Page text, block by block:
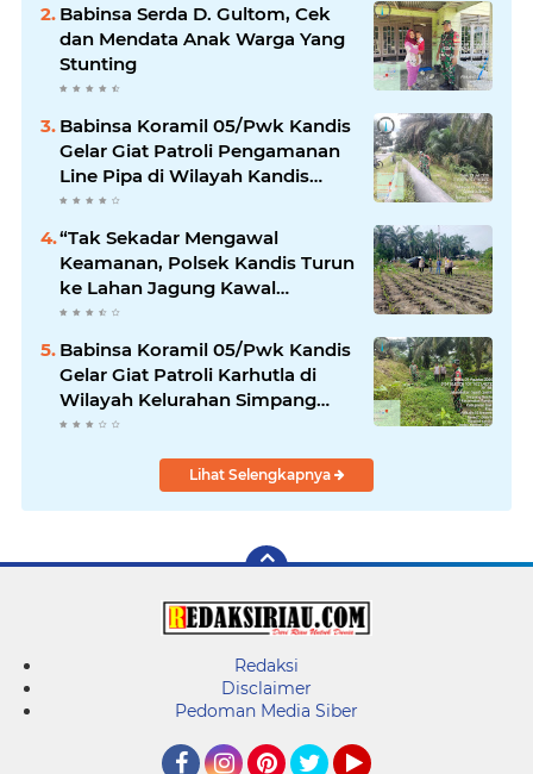
Babinsa Serda D. Gultom, Cek
dan Mendata Anak Warga Yang
Stunting
Babinsa Koramil 05/Pwk Kandis
Gelar Giat Patroli Pengamanan
Line Pipa di Wilayah Kandis
Kandis
“Tak Sekadar Mengawal
Keamanan, Polsek Kandis Turun
ke Lahan Jagung Kawal
Ketahanan Pangan
Babinsa Koramil 05/Pwk Kandis
Gelar Giat Patroli Karhutla di
Wilayah Kelurahan Simpang
Belutu
Lihat Selengkapnya
Redaksi
Disclaimer
Pedoman Media Siber